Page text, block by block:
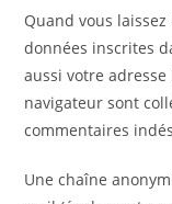
Quand vous
données inscrites
aussi votre
navigateur sont
commentaires
Une chaîne